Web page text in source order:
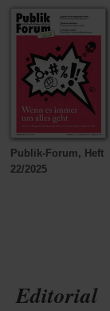
Publik-Forum, Heft
22/2025
Editorial